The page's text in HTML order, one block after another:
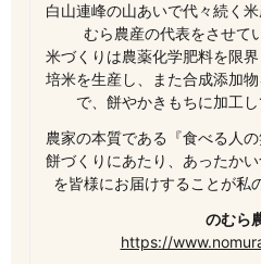
白山連峰の山あいで代々続く
むら農産の代表をさせて
米づくりは農薬化学肥料を限
培米を生産し、また合成添加
で、餅やかきもちに加工し
農家の本質である『食べる人
餅づくりにあたり、あったか
を皆様にお届けすることが私
のむら
https://